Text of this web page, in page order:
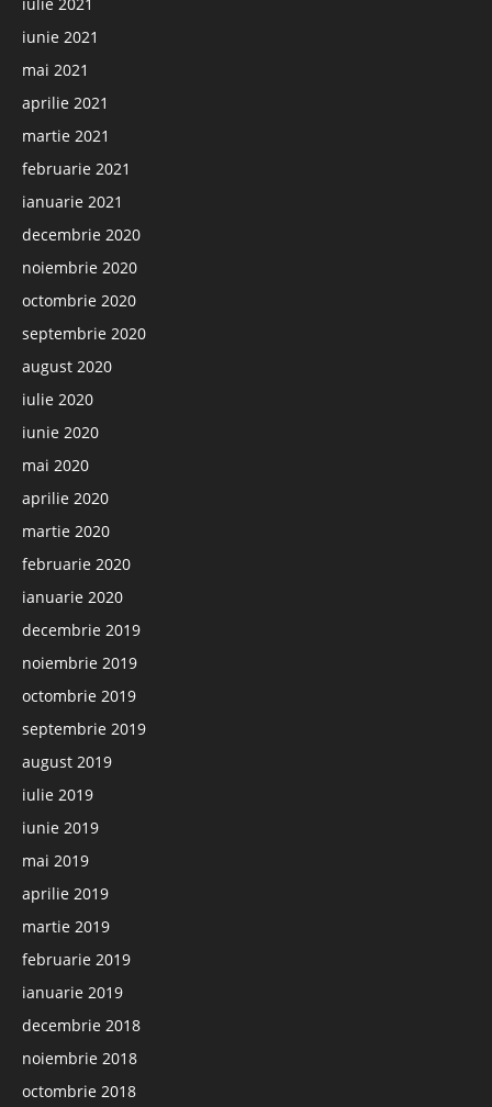
iunie 2021
mai 2021
aprilie 2021
martie 2021
februarie 2021
ianuarie 2021
decembrie 2020
noiembrie 2020
octombrie 2020
septembrie 2020
august 2020
iulie 2020
iunie 2020
mai 2020
aprilie 2020
martie 2020
februarie 2020
ianuarie 2020
decembrie 2019
noiembrie 2019
octombrie 2019
septembrie 2019
august 2019
iulie 2019
iunie 2019
mai 2019
aprilie 2019
martie 2019
februarie 2019
ianuarie 2019
decembrie 2018
noiembrie 2018
octombrie 2018